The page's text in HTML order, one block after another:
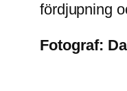
fördjupning
Fotograf: